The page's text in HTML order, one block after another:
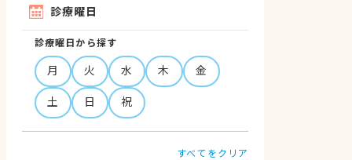
診療曜日
診療曜日から探す
月 火 水 木
金
土
日 祝
すべてをクリア